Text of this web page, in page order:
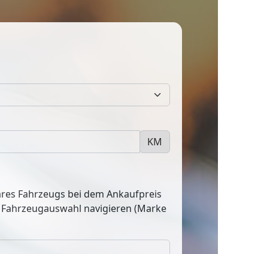
KM
Fahrzeugs bei dem Ankaufpreis
navigieren (Marke